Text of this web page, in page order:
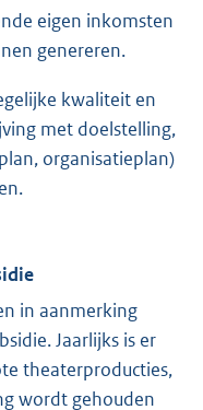
eigen inkomsten
genereren.
kwaliteit en
met doelstelling,
organisatieplan)
in aanmerking
Jaarlijks is er
theaterproducties,
wordt gehouden